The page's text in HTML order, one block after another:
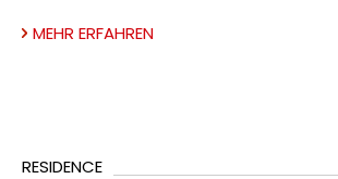
MEHR ERFAHREN
RESIDENCE